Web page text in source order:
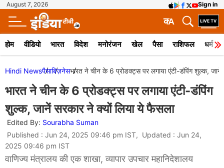
August 7, 2026 Sign in
A
क
होम वीडियो भारत विदेश मनोरंजन खेल पैसा राशिफल धर्म
Hindi Newsपैसाबिज़नेसभारत ने चीन के 6 प्रोडक्ट्स पर लगाया एंटी-डंपिंग शुल्क, जानें
भारत ने चीन के 6 प्रोडक्ट्स पर लगाया एंटी-डंपिंग
शुल्क, जानें सरकार ने क्यों लिया ये फैसला
Edited By: Sourabha Suman
Published : Jun 24, 2025 09:46 pm IST, Updated : Jun 24,
2025 09:46 pm IST
वाणिज्य मंत्रालय की एक शाखा, व्यापार उपचार महानिदेशालय